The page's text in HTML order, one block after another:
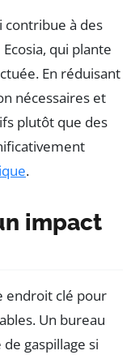
contribue à des
qui plante
En réduisant
nécessaires et
plutôt que des
.
impact
endroit clé pour
Un bureau
gaspillage si